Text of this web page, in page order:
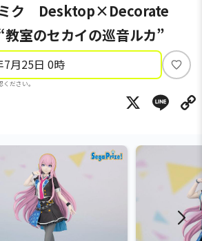
ク Desktop×Decorate
のセカイの巡音ルカ”
7月25日 0時
ださい。
い
ね
X